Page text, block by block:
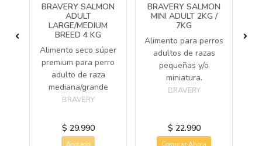
BRAVERY SALMON
ADULT
LARGE/MEDIUM
BREED 4 KG
Alimento seco súper
premium para perro
adulto de raza
mediana/grande
BRAVERY
$ 29.990
BRAVERY SALMON
MINI ADULT 2KG /
7KG
Alimento para perros
adultos de razas
pequeñas y/o
miniatura.
BRAVERY
$ 22.990